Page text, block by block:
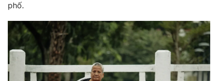
Phim VTV
Hậu trường
Nhân vật
Khán giả
Giải trí
Điện ảnh
Âm nhạc
Đời sống
Du lịch
Giáo dục
phố.